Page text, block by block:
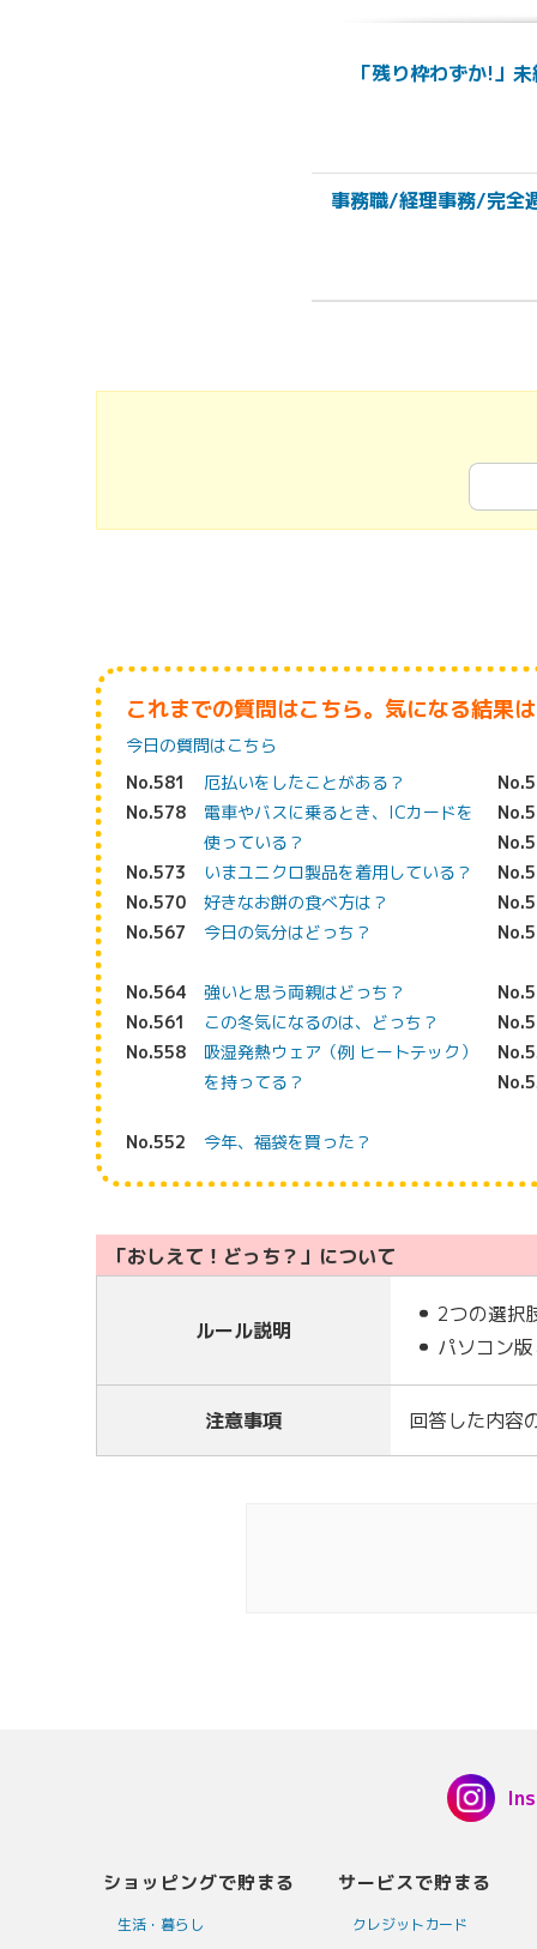
「残り枠わずか!」
事務職/経理事務/完全
これまでの質問はこちら。気になる結果
今日の質問はこちら
No.581
厄払いをしたことがある？
No.578
電車やバスに乗るとき、ICカードを
使っている？
No.573
いまユニクロ製品を着用している？
No.570
好きなお餅の食べ方は？
No.567
今日の気分はどっち？
No.564 強いと思う両親はどっち？
No.561
この冬気になるのは、どっち？
No.558
吸湿発熱ウェア（例 ヒートテック）
を持ってる？
No.552 今年、福袋を買った？
「おしえて！どっち？」について
ルール説明
2つの選択
パソコン
注意事項 回答した内容
ショッピングで貯まる
生活・暮らし
サービスで貯まる
クレジットカード